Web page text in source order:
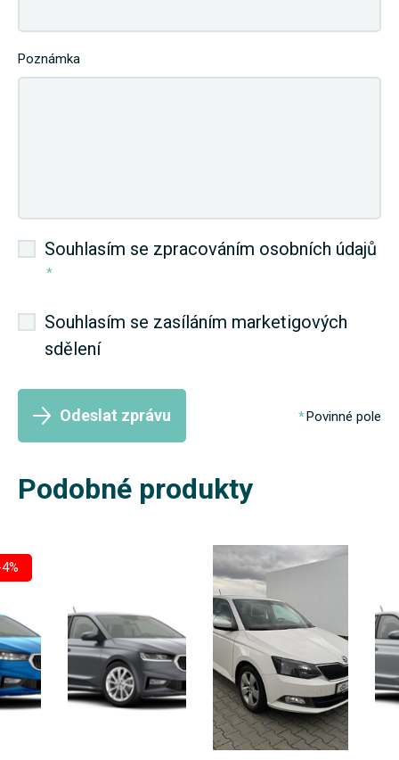
Poznámka
Souhlasím se zpracováním osobních údajů
*
Souhlasím se zasíláním marketigových
sdělení
Odeslat zprávu Povinné pole
Podobné produkty